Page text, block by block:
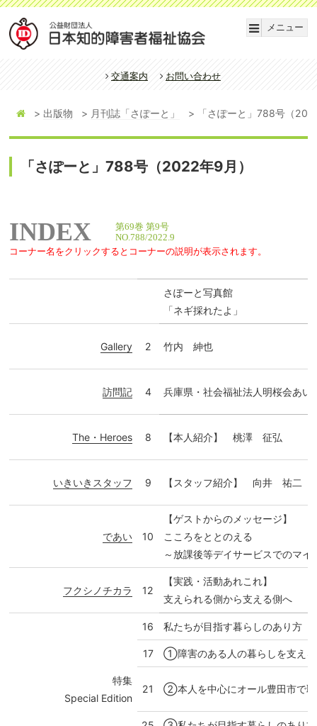
メニュー
交通案内 お問い合わせ
出版物 月刊誌「さぽーと」 「さぽーと」788号（
「さぽーと」788号（2022年9月）
INDEX
第69巻 第9号
NO.788/2022.9
コーナー名をクリックするとコーナーの説明が表示されます。
さぽーと写真館
「ネギ採れたよ」
Gallery 2 竹内 紳也
訪問記 4 兵庫県・社会福祉法人明桜会あい
The・Heroes 8 【本人紹介】 桃澤 征弘
いきいきスタッフ 9 【スタッフ紹介】 向井 祐二
であい 10
【ゲストからのメッセージ】
こころをととのえる
～放課後等デイサービスでのマイ
フクシノチカラ 12
【実践・活動あれこれ】
支えられる側から支える側へ
特集
Special Edition
16 私たちが目指す暮らしのあり方
17 ①障害のある人の暮らしを支え
21 ②本人を中心にオール豊田市で